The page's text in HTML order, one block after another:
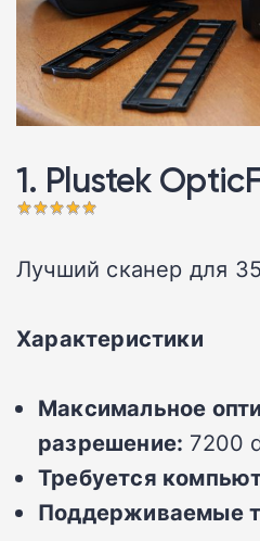
1. Plustek
Лучший сканер для
Характеристики
Максимальное
разрешение: 7200
Требуется
Поддерживаемые